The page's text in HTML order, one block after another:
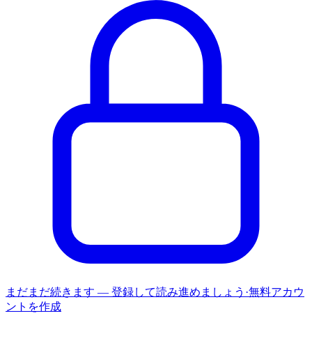
まだまだ続きます — 登録して読み進めましょう ·無料アカウ
ントを作成